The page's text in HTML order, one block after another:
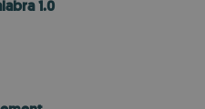
1.0